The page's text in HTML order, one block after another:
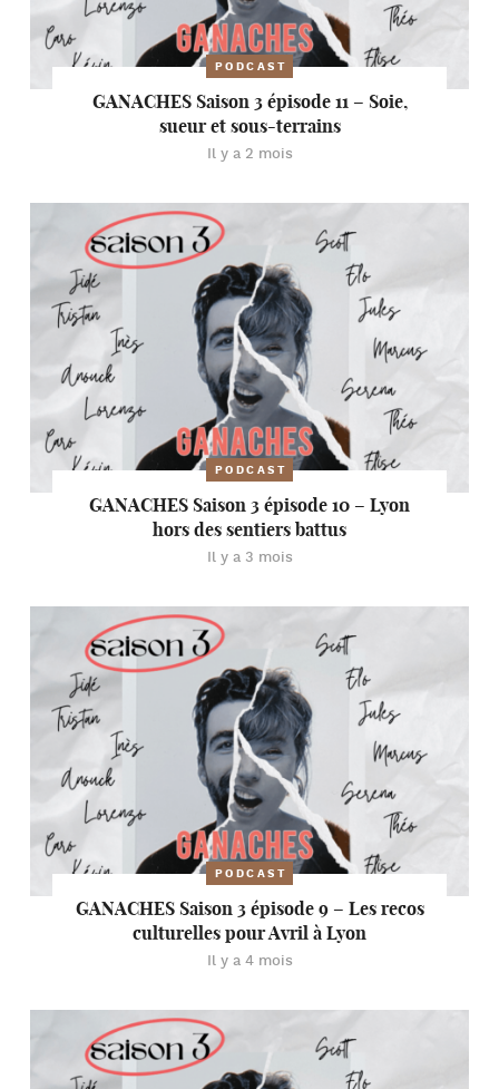
PODCAST
GANACHES Saison 3 épisode 11 – Soie,
sueur et sous-terrains
Il y a 2 mois
PODCAST
GANACHES Saison 3 épisode 10 – Lyon
hors des sentiers battus
Il y a 3 mois
PODCAST
GANACHES Saison 3 épisode 9 – Les recos
culturelles pour Avril à Lyon
Il y a 4 mois